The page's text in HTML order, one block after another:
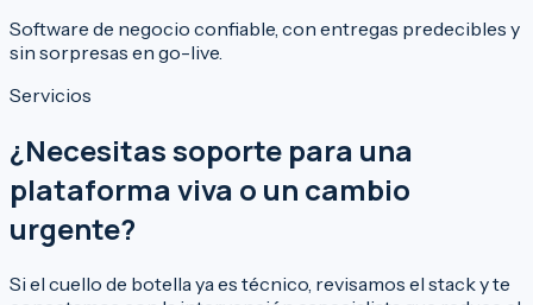
Software de negocio confiable, con entregas predecibles y
sin sorpresas en go-live.
Servicios
¿Necesitas soporte para una
plataforma viva o un cambio
urgente?
Si el cuello de botella ya es técnico, revisamos el stack y te